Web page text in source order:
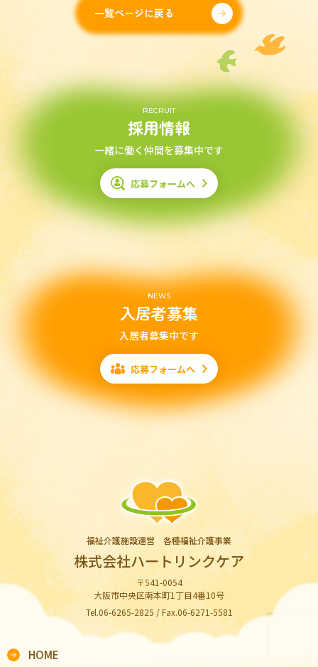
一覧ページに戻る
RECRUIT
採用情報
一緒に働く仲間を募集中です
応募フォームへ
NEWS
入居者募集
入居者募集中です
応募フォームへ
福祉介護施設運営 各種福祉介護事業
株式会社ハートリンクケア
〒541-0054
大阪市中央区南本町1丁目4番10号
Tel.06-6265-2825 / Fax.06-6271-5581
HOME